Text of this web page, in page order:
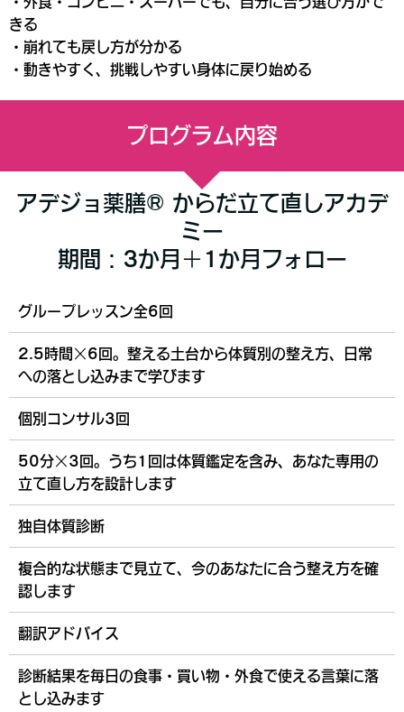
きる
・崩れても戻し方が分かる
・動きやすく、挑戦しやすい身体に戻り始める
プログラム内容
アデジョ薬膳® からだ立て直しアカデ
ミー
期間：3か月＋1か月フォロー
グループレッスン全6回
2.5時間×6回。整える土台から体質別の整え方、日常
への落とし込みまで学びます
個別コンサル3回
50分×3回。うち1回は体質鑑定を含み、あなた専用の
立て直し方を設計します
独自体質診断
複合的な状態まで見立て、今のあなたに合う整え方を確
認します
翻訳アドバイス
診断結果を毎日の食事・買い物・外食で使える言葉に落
とし込みます